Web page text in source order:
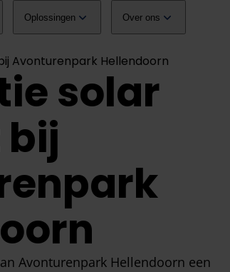
Oplossingen Over ons
Avonturenpark Hellendoorn
solar
Avonturenpark Hellendoorn een